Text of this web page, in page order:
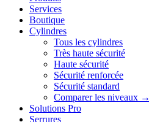
Services
Boutique
Cylindres
Tous les cylindres
Très haute sécurité
Haute sécurité
Sécurité renforcée
Sécurité standard
Comparer les niveaux →
Solutions Pro
Serrures